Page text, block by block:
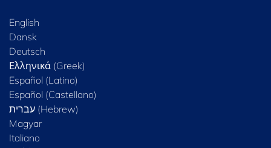
English
Dansk
Deutsch
Ελληνικά (Greek)
Español (Latino)
Español (Castellano)
Magyar
Italiano